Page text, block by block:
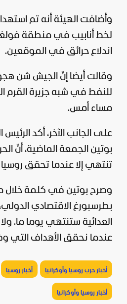
وأضافت الهيئة أنه تم
لخط أنابيب في منطقة
اندلاع حرائق في الموقعين.
وقالت أيضا إنّ الجيش شن
للنفط في شبه جزيرة القرم
مساء أمس.
على الجانب الآخر، أكد
بوتين الجمعة الماضية، أنّ
تنتهي إلا عندما تحقق روسيا
وصرح بوتين في كلمة خلال
بطرسبورغ الاقتصادي
العدائية ستنتهي يوما ما.
عندما نحقق الأهداف التي
أخبار حرب روسيا وأوكرانيا أخبار روسيا
أخبار روسيا وأوكرانيا